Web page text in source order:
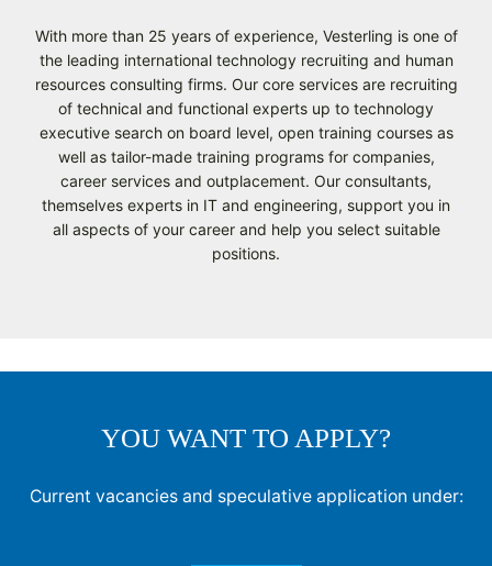
With more than 25 years of experience, Vesterling is one of
the leading international technology recruiting and human
resources consulting firms. Our core services are recruiting
of technical and functional experts up to technology
executive search on board level, open training courses as
well as tailor-made training programs for companies,
career services and outplacement. Our consultants,
themselves experts in IT and engineering, support you in
all aspects of your career and help you select suitable
positions.
YOU WANT TO APPLY?
Current vacancies and speculative application under: